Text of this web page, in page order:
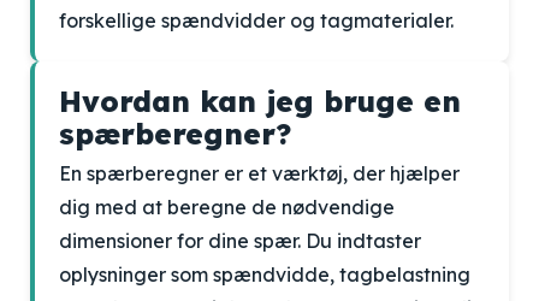
forskellige spændvidder og tagmaterialer.
Hvordan kan jeg bruge en
spærberegner?
En spærberegner er et værktøj, der hjælper
dig med at beregne de nødvendige
dimensioner for dine spær. Du indtaster
oplysninger som spændvidde, tagbelastning